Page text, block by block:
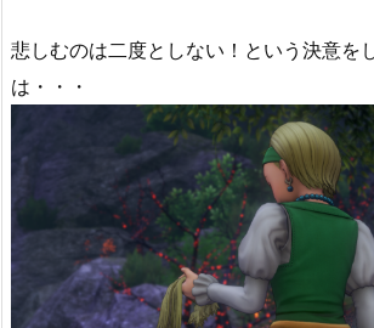
悲しむのは二度としない！という決意を
は・・・